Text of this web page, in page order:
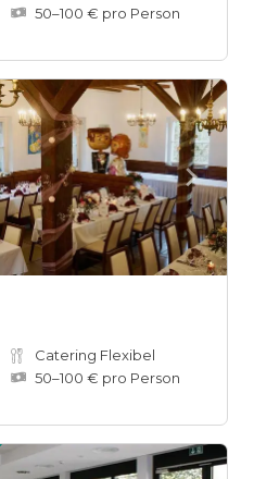
50–100 € pro Person
Catering Flexibel
50–100 € pro Person